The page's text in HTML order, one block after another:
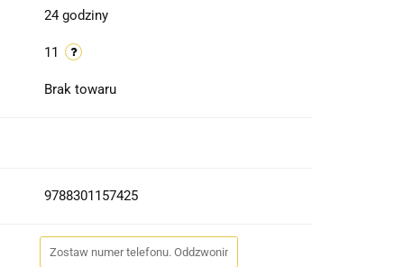
24 godziny
11
Brak towaru
9788301157425